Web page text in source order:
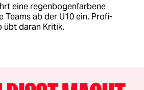
eine regenbogenfarbene
Teams ab der U10 ein. Profi-
übt daran Kritik.